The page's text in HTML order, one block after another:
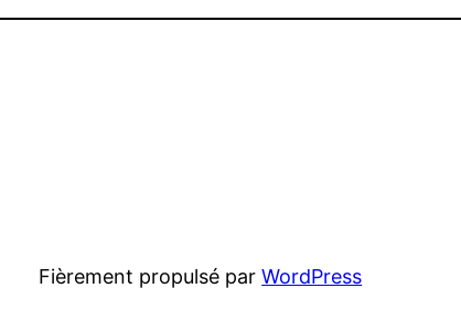
Fièrement propulsé parWordPress